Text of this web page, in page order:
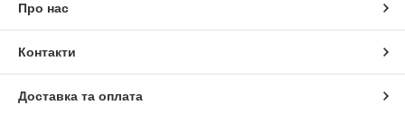
Про нас
Контакти
Доставка та оплата